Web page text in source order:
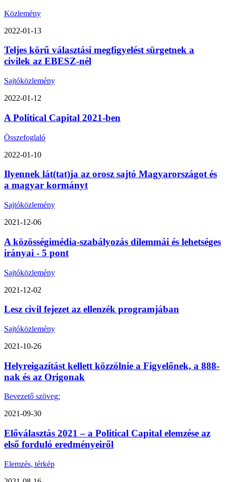
Közlemény
2022-01-13
Teljes körű választási megfigyelést sürgetnek a
civilek az EBESZ-nél
Sajtóközlemény
2022-01-12
A Political Capital 2021-ben
Összefoglaló
2022-01-10
Ilyennek lát(tat)ja az orosz sajtó Magyarországot és
a magyar kormányt
Sajtóközlemény
2021-12-06
A közösségimédia-szabályozás dilemmái és lehetséges
irányai - 5 pont
Sajtóközlemény
2021-12-02
Lesz civil fejezet az ellenzék programjában
Sajtóközlemény
2021-10-26
Helyreigazítást kellett közzölnie a Figyelőnek, a 888-
nak és az Origonak
Bevezető szöveg:
2021-09-30
Előválasztás 2021 – a Political Capital elemzése az
első forduló eredményeiről
Elemzés, térkép